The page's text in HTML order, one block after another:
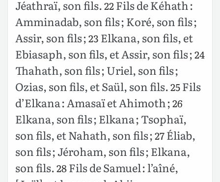
Jéathraï, son fils.22Fils de Kéhath :
Amminadab, son fils ; Koré, son fils ;
Assir, son fils ;23 Elkana, son fils, et
Ebiasaph, son fils, et Assir, son fils ;24
Thahath, son fils ; Uriel, son fils ;
Ozias, son fils, et Saül, son fils.25Fils
d’Elkana : Amasaï et Ahimoth ;26
Elkana, son fils ; Elkana ; Tsophaï,
son fils, et Nahath, son fils ;27Éliab,
son fils ; Jéroham, son fils ; Elkana,
son fils.28Fils de Samuel : l’aîné,